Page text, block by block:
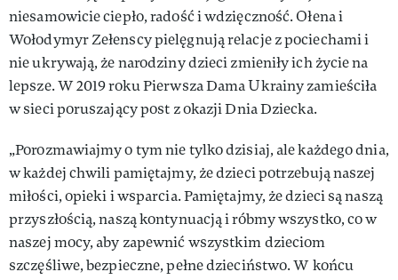
niesamowicie ciepło, radość i wdzięczność. Ołena i
Wołodymyr Zełenscy pielęgnują relacje z pociechami i
nie ukrywają, że narodziny dzieci zmieniły ich życie na
lepsze. W 2019 roku Pierwsza Dama Ukrainy zamieściła
w sieci poruszający post z okazji Dnia Dziecka.
„Porozmawiajmy o tym nie tylko dzisiaj, ale każdego dnia,
w każdej chwili pamiętajmy, że dzieci potrzebują naszej
miłości, opieki i wsparcia. Pamiętajmy, że dzieci są naszą
przyszłością, naszą kontynuacją i róbmy wszystko, co w
naszej mocy, aby zapewnić wszystkim dzieciom
szczęśliwe, bezpieczne, pełne dzieciństwo. W końcu